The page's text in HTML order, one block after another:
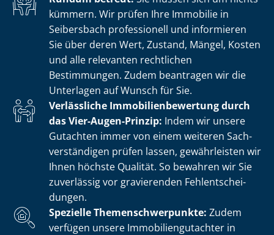
kümmern. Wir prüfen Ihre Immobilie in
Seibersbach professionell und informieren
Sie über deren Wert, Zustand, Mängel, Kosten
und alle relevanten rechtlichen
Bestimmungen. Zudem beantragen wir die
Unterlagen auf Wunsch für Sie.
Verlässliche Im­mo­bi­li­en­be­wer­tung durch
das Vier-Augen-Prinzip: Indem wir unsere
Gutachten immer von einem weiteren Sach­
ver­stän­di­gen prüfen lassen, gewährleisten wir
Ihnen höchste Qualität. So bewahren wir Sie
zuverlässig vor gravierenden Fehl­ent­schei­
dun­gen.
Spezielle The­men­schwer­punk­te: Zudem
verfügen unsere Im­mo­bi­li­en­gut­ach­ter in